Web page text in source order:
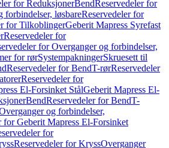
for ReduksjonerBendReservedeler for
forbindelser, løsbareReservedeler for
for TilkoblingerGeberit Mapress Syrefast
Reservedeler for
for Overganger og forbindelser,
for rørSystempakningerSkruesett til
Reservedeler for BendT-rørReservedeler
Reservedeler for
El-Forsinket StålGeberit Mapress El-
BendReservedeler for BendT-
og forbindelser,
for Geberit Mapress El-Forsinket
for
Reservedeler for KryssOverganger